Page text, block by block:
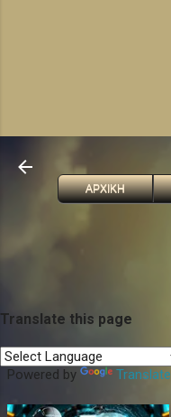
ΑΡΧΙΚΗ
Translate this page
Powered by Translate